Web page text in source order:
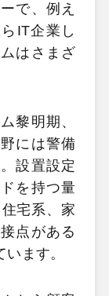
で、例え
IT企業し
はさまざ
黎明期、
には警備
設置設定
を持つ量
宅系、家
点がある
ます。